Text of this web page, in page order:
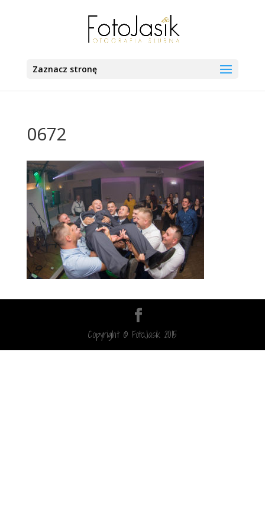
Zaznacz stronę
0672
Copyright © FotoJasik 2015